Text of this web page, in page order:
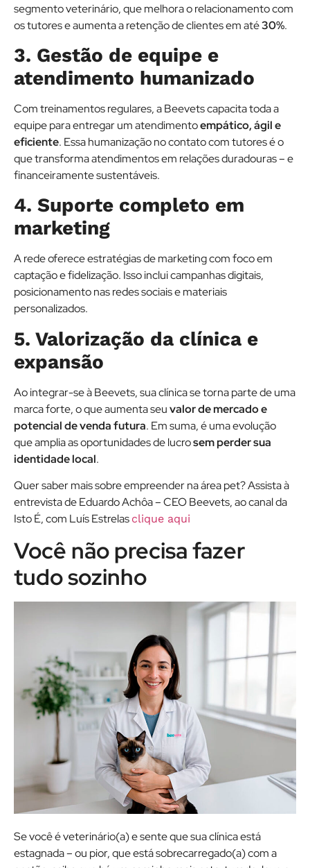
segmento veterinário, que melhora o relacionamento com
os tutores e aumenta a retenção de clientes em até30%.
3. Gestão de equipe e
atendimento humanizado
Com treinamentos regulares, a Beevets capacita toda a
equipe para entregar um atendimentoempático, ágil e
eficiente. Essa humanização no contato com tutores é o
que transforma atendimentos em relações duradouras – e
financeiramente sustentáveis.
4. Suporte completo em
marketing
A rede oferece estratégias de marketing com foco em
captação e fidelização. Isso inclui campanhas digitais,
posicionamento nas redes sociais e materiais
personalizados.
5. Valorização da clínica e
expansão
Ao integrar-se à Beevets, sua clínica se torna parte de uma
marca forte, o que aumenta seuvalor de mercado e
potencial de venda futura. Em suma, é uma evolução
que amplia as oportunidades de lucrosem perder sua
identidade local.
Quer saber mais sobre empreender na área pet? Assista à
entrevista de Eduardo Achôa – CEO Beevets, ao canal da
Isto É, com Luís Estrelas clique aqui
Você não precisa fazer
tudo sozinho
Se você é veterinário(a) e sente que sua clínica está
estagnada – ou pior, que está sobrecarregado(a) com a